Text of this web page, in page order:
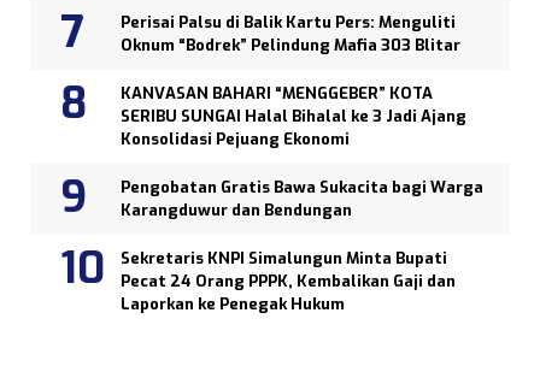
Perisai Palsu di Balik Kartu Pers: Menguliti
Oknum “Bodrek” Pelindung Mafia 303 Blitar
KANVASAN BAHARI “MENGGEBER” KOTA
SERIBU SUNGAI Halal Bihalal ke 3 Jadi Ajang
Konsolidasi Pejuang Ekonomi
Pengobatan Gratis Bawa Sukacita bagi Warga
Karangduwur dan Bendungan
Sekretaris KNPI Simalungun Minta Bupati
Pecat 24 Orang PPPK, Kembalikan Gaji dan
Laporkan ke Penegak Hukum